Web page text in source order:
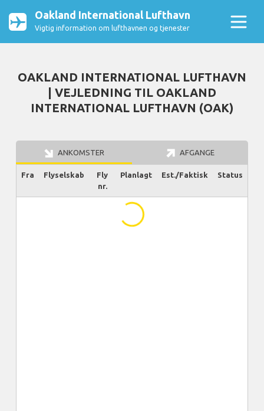
Oakland International Lufthavn
Vigtig information om lufthavnen og tjenester
OAKLAND INTERNATIONAL LUFTHAVN
| VEJLEDNING TIL OAKLAND
INTERNATIONAL LUFTHAVN (OAK)
ANKOMSTER AFGANGE
Fra Flyselskab
Fly
nr.
Planlagt Est./Faktisk Status
...